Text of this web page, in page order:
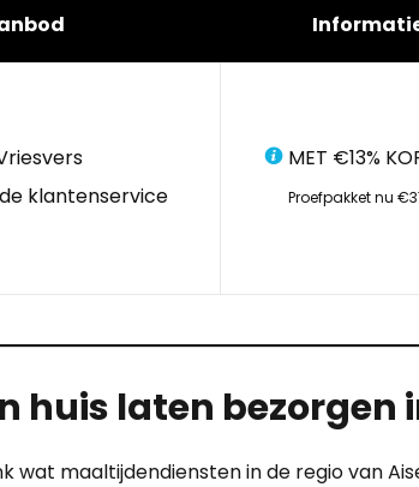
klantenservice
MET €13%
Proefpakket nu
huis laten bezorgen
wat maaltijdendiensten in de regio van